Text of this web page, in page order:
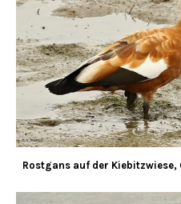
Rostgans auf der